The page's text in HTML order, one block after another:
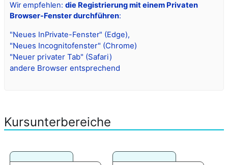
Wir empfehlen: die Registrierung mit einem Privaten
Browser-Fenster durchführen:
"Neues InPrivate-Fenster" (Edge),
"Neues Incognitofenster" (Chrome)
"Neuer privater Tab" (Safari)
andere Browser entsprechend
Kursunterbereiche